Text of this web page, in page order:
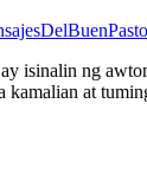
isinalin ng
kamalian at